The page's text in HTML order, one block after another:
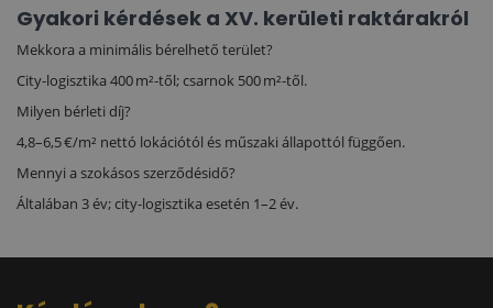
Gyakori kérdések a XV. kerületi raktárakról
Mekkora a minimális bérelhető terület?
City‑logisztika 400 m²‑től; csarnok 500 m²‑től.
Milyen bérleti díj?
4,8–6,5 €/m² nettó lokációtól és műszaki állapottól függően.
Mennyi a szokásos szerződésidő?
Általában 3 év; city‑logisztika esetén 1–2 év.